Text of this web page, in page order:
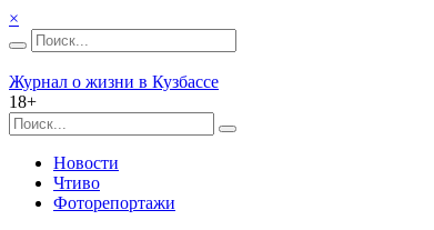
×
Журнал о жизни в Кузбассе
18+
Новости
Чтиво
Фоторепортажи